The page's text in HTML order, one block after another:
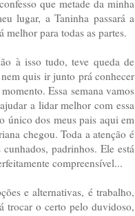
que metade da minha
lugar, a Taninha passará a
melhor para todas as partes.
à isso tudo, teve queda de
quis ir junto prá conhecer
Essa semana vamos
a lidar melhor com essa
único dos meus pais aqui em
chegou. Toda a atenção é
padrinhos. Ele está
compreensível...
e alternativas, é trabalho,
trocar o certo pelo duvidoso,